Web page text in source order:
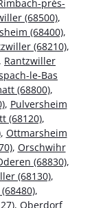
près-
(68500),
(68400),
(68210),
, Rantzwiller
le-Bas
(68800),
, Pulversheim
(68120),
, Ottmarsheim
, Orschwihr
(68830),
(68130),
,
, Oberdorf